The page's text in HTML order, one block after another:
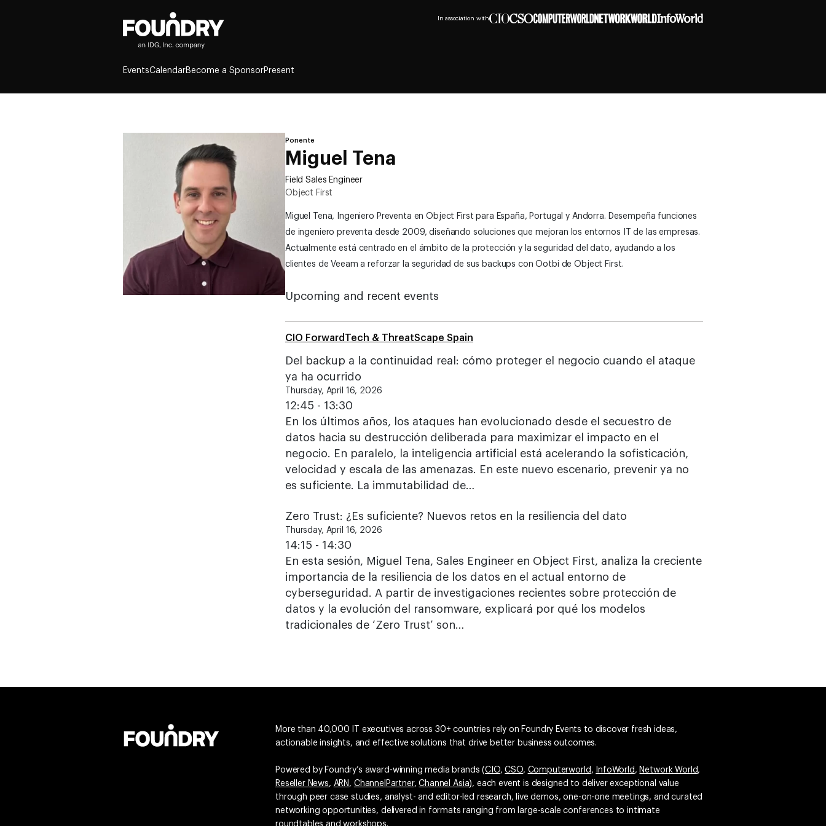
In association with
EventsCalendarBecome a SponsorPresent
Ponente
Miguel Tena
Field Sales Engineer
Object First
Miguel Tena, Ingeniero Preventa en Object First para España, Portugal y Andorra. Desempeña funciones
de ingeniero preventa desde 2009, diseñando soluciones que mejoran los entornos IT de las empresas.
Actualmente está centrado en el ámbito de la protección y la seguridad del dato, ayudando a los
clientes de Veeam a reforzar la seguridad de sus backups con Ootbi de Object First.
Upcoming and recent events
CIO ForwardTech & ThreatScape Spain
Del backup a la continuidad real: cómo proteger el negocio cuando el ataque
ya ha ocurrido
Thursday, April 16, 2026
12:45 - 13:30
En los últimos años, los ataques han evolucionado desde el secuestro de
datos hacia su destrucción deliberada para maximizar el impacto en el
negocio. En paralelo, la inteligencia artificial está acelerando la sofisticación,
velocidad y escala de las amenazas. En este nuevo escenario, prevenir ya no
es suficiente. La immutabilidad de…
Zero Trust: ¿Es suficiente? Nuevos retos en la resiliencia del dato
Thursday, April 16, 2026
14:15 - 14:30
En esta sesión, Miguel Tena, Sales Engineer en Object First, analiza la creciente
importancia de la resiliencia de los datos en el actual entorno de
cyberseguridad. A partir de investigaciones recientes sobre protección de
datos y la evolución del ransomware, explicará por qué los modelos
tradicionales de ‘Zero Trust’ son…
More than 40,000 IT executives across 30+ countries rely on Foundry Events to discover fresh ideas,
actionable insights, and effective solutions that drive better business outcomes.
Powered by Foundry’s award-winning media brands (CIO,CSO, Computerworld , InfoWorld , Network World,
Reseller News, ARN , ChannelPartner,Channel Asia), each event is designed to deliver exceptional value
through peer case studies, analyst- and editor-led research, live demos, one-on-one meetings, and curated
networking opportunities, delivered in formats ranging from large-scale conferences to intimate
roundtables and workshops.